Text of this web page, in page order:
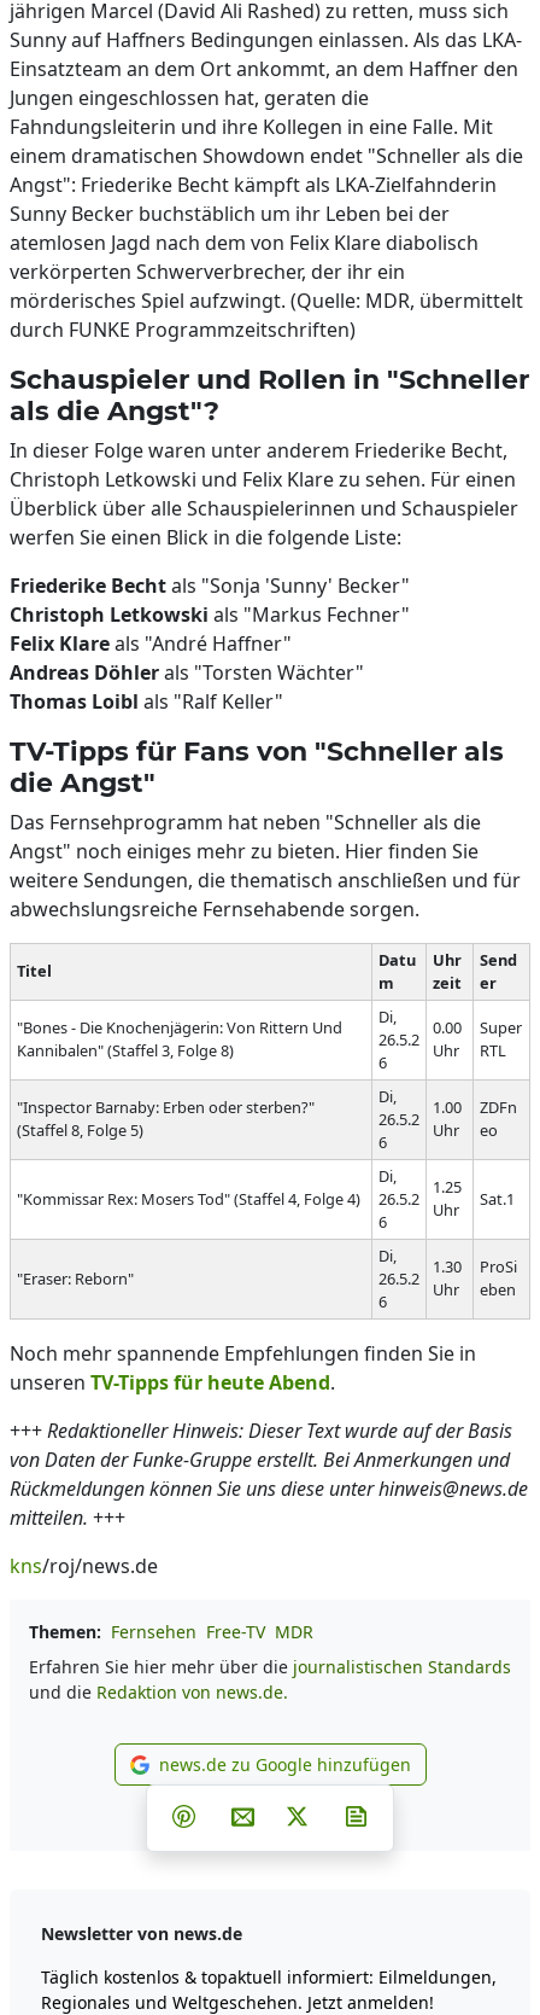
jährigen Marcel (David Ali Rashed) zu retten, muss sich
Sunny auf Haffners Bedingungen einlassen. Als das LKA-
Einsatzteam an dem Ort ankommt, an dem Haffner den
Jungen eingeschlossen hat, geraten die
Fahndungsleiterin und ihre Kollegen in eine Falle. Mit
einem dramatischen Showdown endet "Schneller als die
Angst": Friederike Becht kämpft als LKA-Zielfahnderin
Sunny Becker buchstäblich um ihr Leben bei der
atemlosen Jagd nach dem von Felix Klare diabolisch
verkörperten Schwerverbrecher, der ihr ein
mörderisches Spiel aufzwingt. (Quelle: MDR, übermittelt
durch FUNKE Programmzeitschriften)
Schauspieler und Rollen in "Schneller
als die Angst"?
In dieser Folge waren unter anderem Friederike Becht,
Christoph Letkowski und Felix Klare zu sehen. Für einen
Überblick über alle Schauspielerinnen und Schauspieler
werfen Sie einen Blick in die folgende Liste:
Friederike Bechtals "Sonja 'Sunny' Becker"
Christoph Letkowski als "Markus Fechner"
Felix Klareals "André Haffner"
Andreas Döhlerals "Torsten Wächter"
Thomas Loibl als "Ralf Keller"
TV-Tipps für Fans von "Schneller als
die Angst"
Das Fernsehprogramm hat neben "Schneller als die
Angst" noch einiges mehr zu bieten. Hier finden Sie
weitere Sendungen, die thematisch anschließen und für
abwechslungsreiche Fernsehabende sorgen.
Titel
Datu
m
Uhr
zeit
Send
er
"Bones - Die Knochenjägerin: Von Rittern Und
Kannibalen" (Staffel 3, Folge 8)
Di,
26.5.2
6
0.00
Uhr
Super
RTL
"Inspector Barnaby: Erben oder sterben?"
(Staffel 8, Folge 5)
Di,
26.5.2
6
1.00
Uhr
ZDFn
eo
"Kommissar Rex: Mosers Tod" (Staffel 4, Folge 4)
Di,
26.5.2
6
1.25
Uhr
Sat.1
"Eraser: Reborn"
Di,
26.5.2
6
1.30
Uhr
ProSi
eben
Noch mehr spannende Empfehlungen finden Sie in
unseren TV-Tipps für heute Abend.
+++Redaktioneller Hinweis: Dieser Text wurde auf der Basis
von Daten der Funke-Gruppe erstellt. Bei Anmerkungen und
Rückmeldungen können Sie uns diese unter hinweis@news.de
mitteilen. +++
kns/roj/news.de
Themen: Fernsehen Free-TV MDR
Erfahren Sie hier mehr über die journalistischen Standards
und die Redaktion von news.de.
news.de zu Google
news.de zu Google hinzufügen
Teilen auf Facebook
Teilen auf Whatsapp
Teilen auf Telegram
Teilen auf Pinterest
Per E-Mail teilen
Post auf X
Newsletter von news.de
Täglich kostenlos & topaktuell informiert: Eilmeldungen,
Regionales und Weltgeschehen. Jetzt anmelden!